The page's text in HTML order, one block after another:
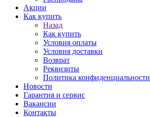
Акции
Как купить
Назад
Как купить
Условия оплаты
Условия доставки
Возврат
Реквизиты
Политика конфиденциальности
Новости
Гарантия и сервис
Вакансии
Контакты